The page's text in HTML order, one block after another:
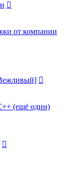
от компании
(ещё один)